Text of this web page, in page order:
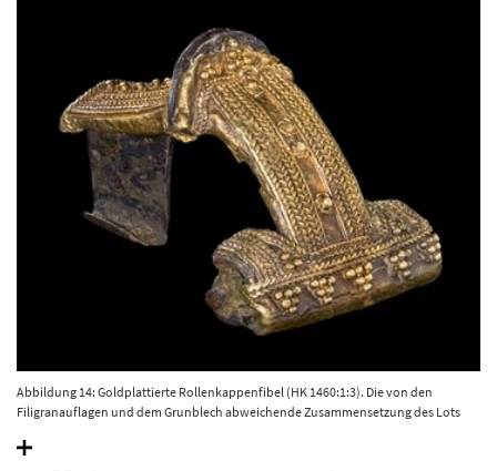
Abbildung 14: Goldplattierte Rollenkappenfibel (HK 1460:1:3). Die von den
Filigranauflagen und dem Grunblech abweichende Zusammensetzung des Lots
Anhalt-Bitterfeld. © Landesamt für Denkmalpflege und Archäologie Sachsen-